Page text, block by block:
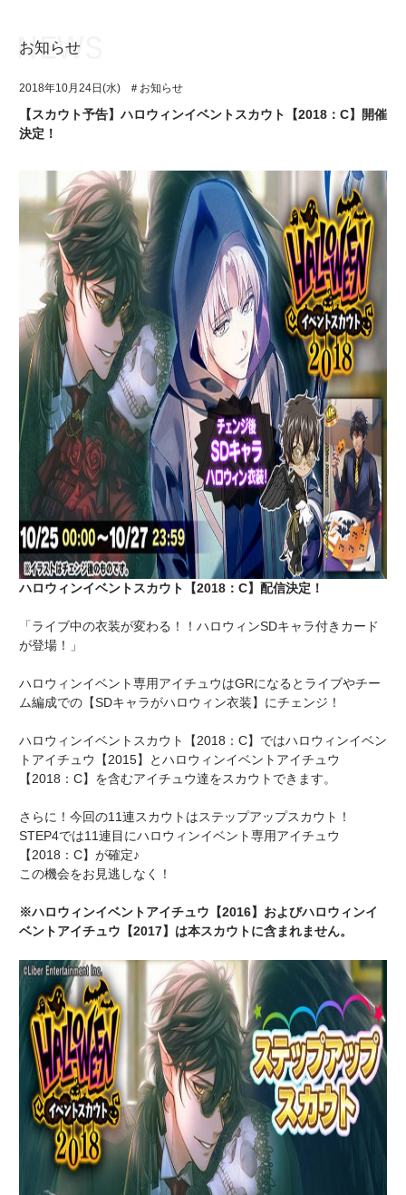
ユニット&キャラクター
アプリゲーム
イベント・キャンペーン
ミュージック
グッズ・本
ギャラリー
アイ★チュウとは
ユニット&キャラクター
アプリゲーム
イベント・キャンペーン
ミュージック
グッズ・本
ギャラリー
お知らせ
2018年10月24日(水) ＃お知らせ
【スカウト予告】ハロウィンイベントスカウト【2018：C】開催
決定！
ハロウィンイベントスカウト【2018：C】配信決定！
「ライブ中の衣装が変わる！！ハロウィンSDキャラ付きカード
が登場！」
ハロウィンイベント専用アイチュウはGRになるとライブやチー
ム編成での【SDキャラがハロウィン衣装】にチェンジ！
ハロウィンイベントスカウト【2018：C】ではハロウィンイベン
トアイチュウ【2015】とハロウィンイベントアイチュウ
【2018：C】を含むアイチュウ達をスカウトできます。
さらに！今回の11連スカウトはステップアップスカウト！
STEP4では11連目にハロウィンイベント専用アイチュウ
【2018：C】が確定♪
この機会をお見逃しなく！
※ハロウィンイベントアイチュウ【2016】およびハロウィンイ
ベントアイチュウ【2017】は本スカウトに含まれません。